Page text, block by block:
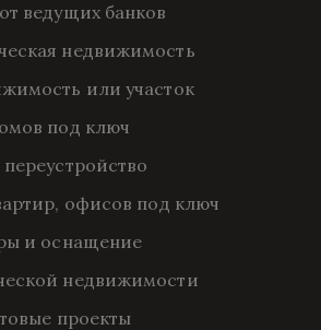
ведущих банков
недвижимость
или участок
под ключ
офисов под ключ
и оснащение
недвижимости
проекты